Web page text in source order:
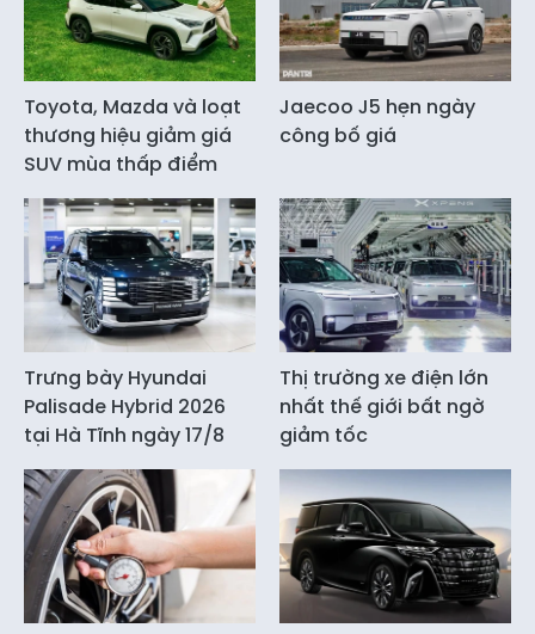
Toyota, Mazda và loạt
thương hiệu giảm giá
SUV mùa thấp điểm
Jaecoo J5 hẹn ngày
công bố giá
Trưng bày Hyundai
Palisade Hybrid 2026
tại Hà Tĩnh ngày 17/8
Thị trường xe điện lớn
nhất thế giới bất ngờ
giảm tốc